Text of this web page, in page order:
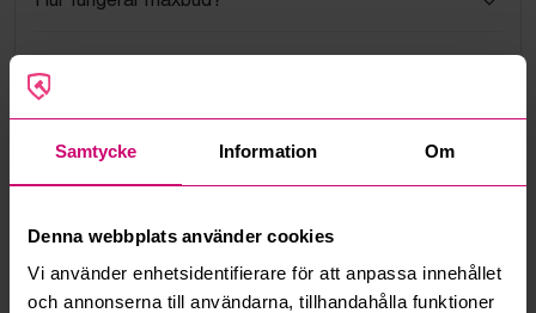
Samtycke Information Om
Denna webbplats använder cookies
Vi använder enhetsidentifierare för att anpassa innehållet
och annonserna till användarna, tillhandahålla funktioner
Kan jag ångra ett bud?
Kan ni frakta mina vunna objekt?
Läs fler frågor och svar